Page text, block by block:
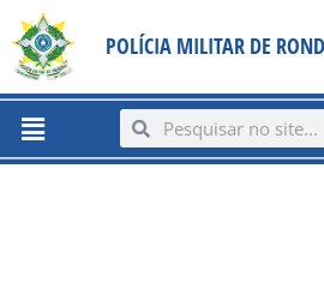
content
para
conteúdo
POLÍCIA MILITAR DE
Menu SearchSearch